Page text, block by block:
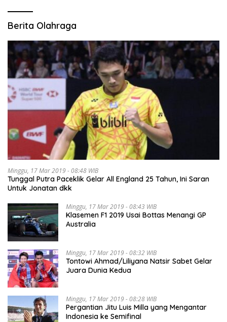
Berita Olahraga
Minggu, 17 Mar 2019 - 08:48 WIB
Tunggal Putra Paceklik Gelar All England 25 Tahun, Ini Saran
Untuk Jonatan dkk
Minggu, 17 Mar 2019 - 08:43 WIB
Klasemen F1 2019 Usai Bottas Menangi GP
Australia
Minggu, 17 Mar 2019 - 08:32 WIB
Tontowi Ahmad/Liliyana Natsir Sabet Gelar
Juara Dunia Kedua
Minggu, 17 Mar 2019 - 08:28 WIB
Pergantian Jitu Luis Milla yang Mengantar
Indonesia ke Semifinal